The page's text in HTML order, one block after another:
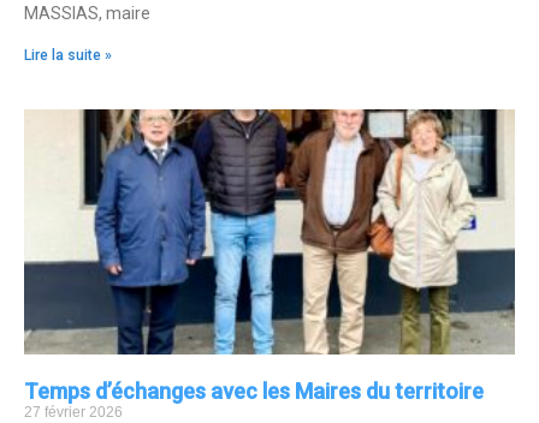
MASSIAS, maire
Lire la suite »
Temps d’échanges avec les Maires du territoire
27 février 2026